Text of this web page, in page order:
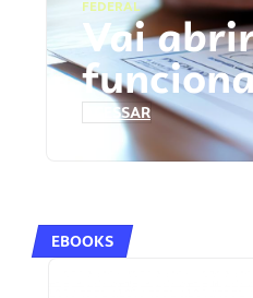
FEDERAL
Vai
ACESSAR
EBOOKS